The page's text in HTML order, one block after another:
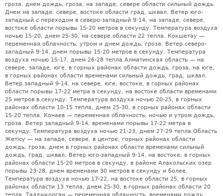
гроза, днем дождь, гроза, на западе, севере области сильный дождь.
Днем на западе, севере, востоке области град, шквал. Ветер юго-
западный с переходом в северо-западный 9-14, на западе, севере,
востоке области порывы 15-20 метров в секунду. Температура воздуха
ночью 15-20, днем 25-30, на севере области 22 тепла. Кокшетау —
переменная облачность, утром и днем дождь, гроза. Ветер северо-
западный 9-14, днем порывы 15-20 метров в секунду. Температура
воздуха ночью 15-17, днем 26-28 тепла.Алматинская область — на
севере, западе, юге, в горных районах области дождь, гроза, на юге,
в горных районах области временами сильный дождь, град, шквал.
Ветер западный 9-14, на севере, юге, востоке, в горных районах
области порывы 17-22 метра в секунду, на востоке области временами
25 метров в секунду. Температура воздуха ночью 20-25, в горных
районах области 10-15 тепла, днем 25-30, в горных районах области
15-20 тепла. Конаев — переменная облачность, ночью и утром дождь,
гроза. Ветер западный 9-14, временами порывы 17-22 метра в
секунду. Температура воздуха ночью 21-23, днем 27-29 тепла.Область
Жетісу — на западе, севере, в центре, горных районах области
дождь, гроза, днем в горных районах области временами сильный
дождь, град, шквал. Ветер юго-западный 9-14, на востоке, в горных
районах области 15-20 метров в секунду, в районе Алакольских озер
порывы 23-28, днем временами 30 метров в секунду и более.
Температура воздуха ночью 17-22, на востоке области 25, в горных
районах области 13 тепла, днем 25-30, в горных районах области 20
тепла. Талдыкорган — переменная облачность, временами дождь,